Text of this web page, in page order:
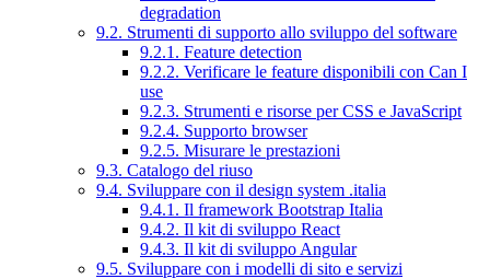
degradation
9.2. Strumenti di supporto allo sviluppo del software
9.2.1. Feature detection
9.2.2. Verificare le feature disponibili con Can I
use
9.2.3. Strumenti e risorse per CSS e JavaScript
9.2.4. Supporto browser
9.2.5. Misurare le prestazioni
9.3. Catalogo del riuso
9.4. Sviluppare con il design system .italia
9.4.1. Il framework Bootstrap Italia
9.4.2. Il kit di sviluppo React
9.4.3. Il kit di sviluppo Angular
9.5. Sviluppare con i modelli di sito e servizi